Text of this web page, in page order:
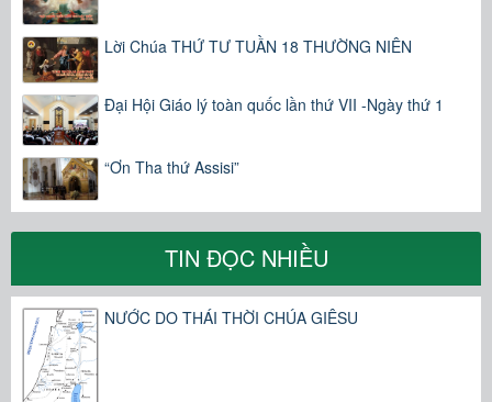
Lời Chúa THỨ TƯ TUẦN 18 THƯỜNG NIÊN
Đại Hội Giáo lý toàn quốc lần thứ VII -Ngày thứ 1
“Ơn Tha thứ Assisi”
TIN ĐỌC NHIỀU
NƯỚC DO THÁI THỜI CHÚA GIÊSU